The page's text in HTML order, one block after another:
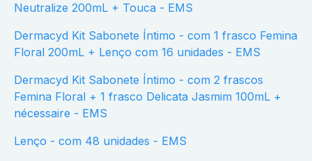
Neutralize 200mL + Touca - EMS
Dermacyd Kit Sabonete Íntimo - com 1 frasco Femina
Floral 200mL + Lenço com 16 unidades - EMS
Dermacyd Kit Sabonete Íntimo - com 2 frascos
Femina Floral + 1 frasco Delicata Jasmim 100mL +
nécessaire - EMS
Lenço - com 48 unidades - EMS